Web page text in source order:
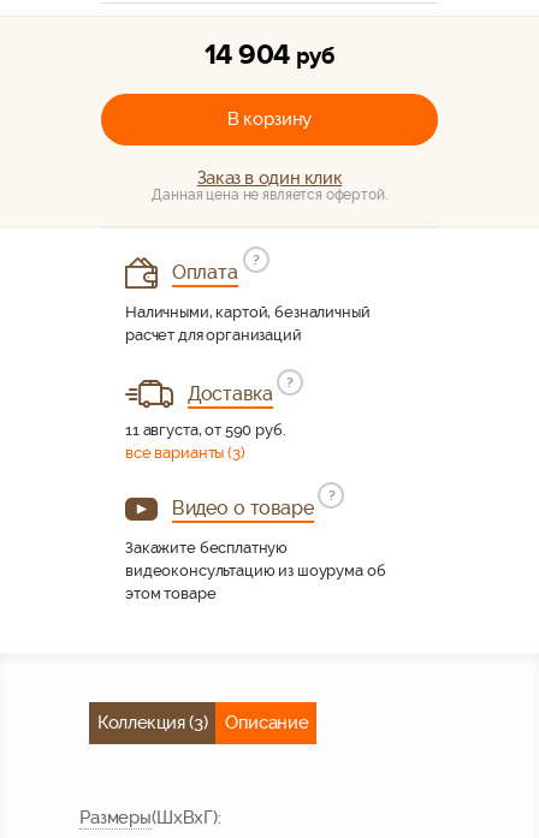
14 904 руб
В корзину
Заказ в один клик
Данная цена не является офертой.
Оплата
?
Наличными, картой, безналичный
расчет для организаций
Доставка
?
11 августа, от 590 руб.
все варианты (3)
Видео о товаре
?
Закажите бесплатную
видеоконсультацию из шоурума об
этом товаре
Коллекция (3) Описание
Размеры(ШхВхГ):